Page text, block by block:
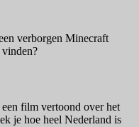
verborgen Minecraft
film vertoond over het
je hoe heel Nederland is